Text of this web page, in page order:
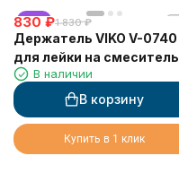
хит
830 ₽1 830 ₽
Держатель VIKO V-0740
для лейки на смеситель
для ванны
В наличии
В корзину
Купить в 1 клик